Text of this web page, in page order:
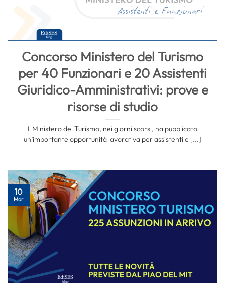
Concorso Ministero del Turismo
per 40 Funzionari e 20 Assistenti
Giuridico-Amministrativi: prove e
risorse di studio
Il Ministero del Turismo, nei giorni scorsi, ha pubblicato
un’importante opportunità lavorativa per assistenti e [...]
10
Mar